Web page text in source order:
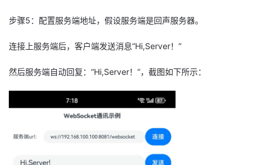
步骤5：配置服务端地址，假设服务端是回声服务器。
连接上服务端后，客户端发送消息“Hi,Server！”
然后服务端自动回复：“Hi,Server！”，截图如下所示：